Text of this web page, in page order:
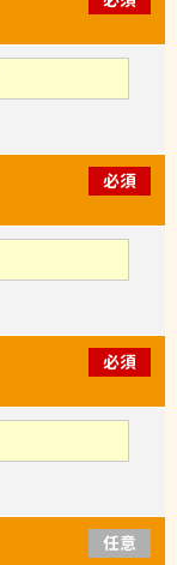
必須
必須
任意